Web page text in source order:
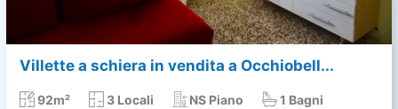
Villette a schiera in vendita a Occhiobell...
92m² 3 Locali NS Piano 1 Bagni